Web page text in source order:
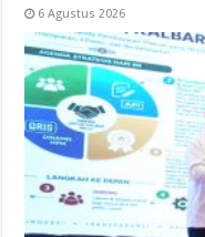
6 Agustus 2026